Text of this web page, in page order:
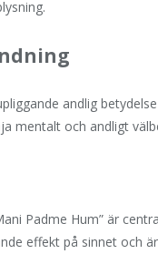
andlig
mentalt och andligt
Padme Hum” är
effekt på sinnet och